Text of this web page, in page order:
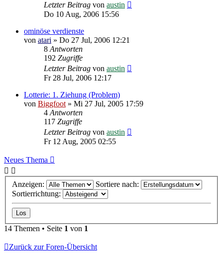
Letzter Beitrag von austin
Do 10 Aug, 2006 15:56
ominöse verdienste
von atari » Do 27 Jul, 2006 12:21
8Antworten
192 Zugriffe
Letzter Beitrag von austin
Fr 28 Jul, 2006 12:17
Lotterie: 1. Ziehung (Problem)
von Biggfoot» Mi 27 Jul, 2005 17:59
4Antworten
117 Zugriffe
Letzter Beitrag von austin
Fr 12 Aug, 2005 02:55
Neues Thema
Anzeigen:
Sortiere nach:
Sortierrichtung:
14 Themen • Seite 1 von 1
Zurück zur Foren-Übersicht